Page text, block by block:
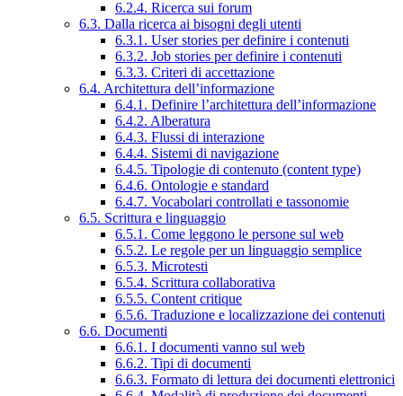
6.2.4. Ricerca sui forum
6.3. Dalla ricerca ai bisogni degli utenti
6.3.1. User stories per definire i contenuti
6.3.2. Job stories per definire i contenuti
6.3.3. Criteri di accettazione
6.4. Architettura dell’informazione
6.4.1. Definire l’architettura dell’informazione
6.4.2. Alberatura
6.4.3. Flussi di interazione
6.4.4. Sistemi di navigazione
6.4.5. Tipologie di contenuto (content type)
6.4.6. Ontologie e standard
6.4.7. Vocabolari controllati e tassonomie
6.5. Scrittura e linguaggio
6.5.1. Come leggono le persone sul web
6.5.2. Le regole per un linguaggio semplice
6.5.3. Microtesti
6.5.4. Scrittura collaborativa
6.5.5. Content critique
6.5.6. Traduzione e localizzazione dei contenuti
6.6. Documenti
6.6.1. I documenti vanno sul web
6.6.2. Tipi di documenti
6.6.3. Formato di lettura dei documenti elettronici